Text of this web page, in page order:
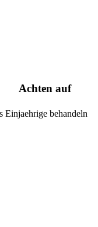
Achten auf
behandeln